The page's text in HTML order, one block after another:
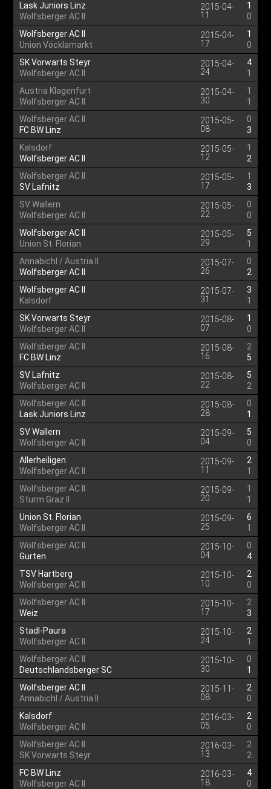
Lask Juniors Linz
Wolfsberger AC II
2015-04-
11
1
0
Wolfsberger AC II
Union Vöcklamarkt
2015-04-
17
1
0
SK Vorwarts Steyr
Wolfsberger AC II
2015-04-
24
4
1
Austria Klagenfurt
Wolfsberger AC II
2015-04-
30
1
1
Wolfsberger AC II
FC BW Linz
2015-05-
08
0
3
Kalsdorf
Wolfsberger AC II
2015-05-
12
1
2
Wolfsberger AC II
SV Lafnitz
2015-05-
17
1
3
SV Wallern
Wolfsberger AC II
2015-05-
22
0
0
Wolfsberger AC II
Union St. Florian
2015-05-
29
5
1
Annabichl / Austria II
Wolfsberger AC II
2015-07-
26
0
2
Wolfsberger AC II
Kalsdorf
2015-07-
31
3
1
SK Vorwarts Steyr
Wolfsberger AC II
2015-08-
07
1
0
Wolfsberger AC II
FC BW Linz
2015-08-
16
2
5
SV Lafnitz
Wolfsberger AC II
2015-08-
22
5
2
Wolfsberger AC II
Lask Juniors Linz
2015-08-
28
0
1
SV Wallern
Wolfsberger AC II
2015-09-
04
5
0
Allerheiligen
Wolfsberger AC II
2015-09-
11
2
1
Wolfsberger AC II
Sturm Graz II
2015-09-
20
1
1
Union St. Florian
Wolfsberger AC II
2015-09-
25
6
1
Wolfsberger AC II
Gurten
2015-10-
04
0
4
TSV Hartberg
Wolfsberger AC II
2015-10-
10
2
0
Wolfsberger AC II
Weiz
2015-10-
17
2
3
Stadl-Paura
Wolfsberger AC II
2015-10-
24
2
1
Wolfsberger AC II
Deutschlandsberger SC
2015-10-
30
0
1
Wolfsberger AC II
Annabichl / Austria II
2015-11-
08
2
0
Kalsdorf
Wolfsberger AC II
2016-03-
05
2
0
Wolfsberger AC II
SK Vorwarts Steyr
2016-03-
13
2
2
FC BW Linz
Wolfsberger AC II
2016-03-
18
4
0